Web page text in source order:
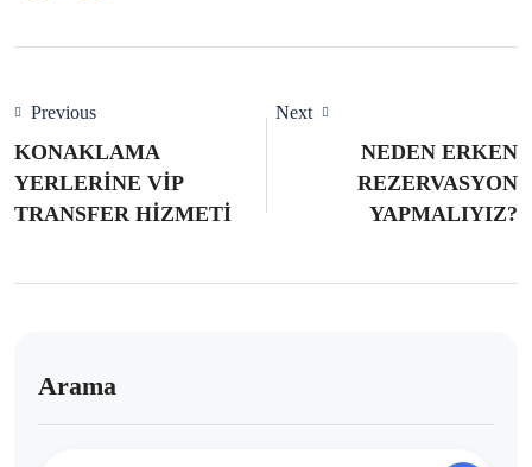
Previous
KONAKLAMA
YERLERİNE VİP
TRANSFER HİZMETİ
Next
NEDEN ERKEN
REZERVASYON
YAPMALIYIZ?
Arama